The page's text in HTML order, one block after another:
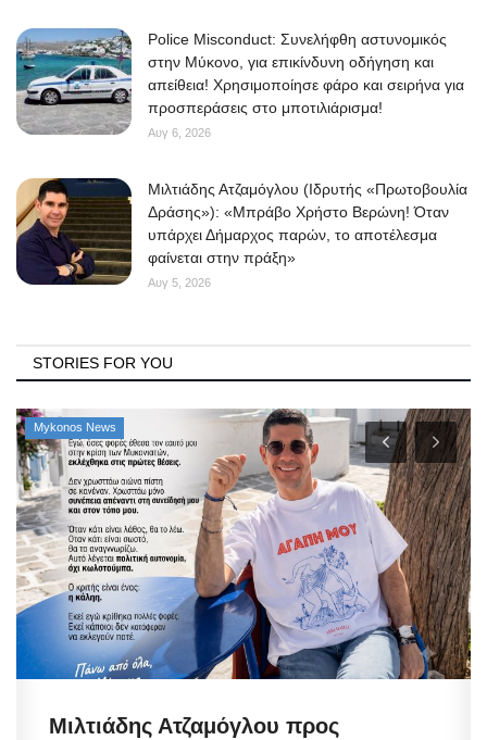
Police Misconduct: Συνελήφθη αστυνομικός
στην Μύκονο, για επικίνδυνη οδήγηση και
απείθεια! Χρησιμοποίησε φάρο και σειρήνα για
προσπεράσεις στο μποτιλιάρισμα!
Αυγ 6, 2026
Μιλτιάδης Ατζαμόγλου (Ιδρυτής «Πρωτοβουλία
Δράσης»): «Μπράβο Χρήστο Βερώνη! Όταν
υπάρχει Δήμαρχος παρών, το αποτέλεσμα
φαίνεται στην πράξη»
Αυγ 5, 2026
STORIES FOR YOU
Mykonos News
Μιλτιάδης Ατζαμόγλου προς